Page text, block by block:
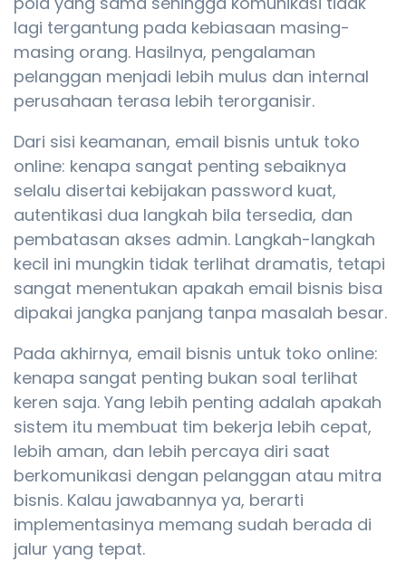
lagi tergantung pada kebiasaan masing-
masing orang. Hasilnya, pengalaman
pelanggan menjadi lebih mulus dan internal
perusahaan terasa lebih terorganisir.
Dari sisi keamanan, email bisnis untuk toko
online: kenapa sangat penting sebaiknya
selalu disertai kebijakan password kuat,
autentikasi dua langkah bila tersedia, dan
pembatasan akses admin. Langkah-langkah
kecil ini mungkin tidak terlihat dramatis, tetapi
sangat menentukan apakah email bisnis bisa
dipakai jangka panjang tanpa masalah besar.
Pada akhirnya, email bisnis untuk toko online:
kenapa sangat penting bukan soal terlihat
keren saja. Yang lebih penting adalah apakah
sistem itu membuat tim bekerja lebih cepat,
lebih aman, dan lebih percaya diri saat
berkomunikasi dengan pelanggan atau mitra
bisnis. Kalau jawabannya ya, berarti
implementasinya memang sudah berada di
jalur yang tepat.